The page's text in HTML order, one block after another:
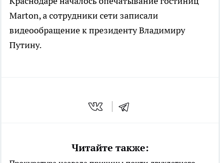
Marton, а сотрудники сети записали
видеообращение к президенту Владимиру
Путину.
Читайте также: